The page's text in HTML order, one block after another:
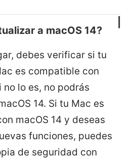
a macOS 14?
debes verificar si tu
es compatible con
no lo es, no podrás
14. Si tu Mac es
macOS 14 y deseas
funciones, puedes
de seguridad con